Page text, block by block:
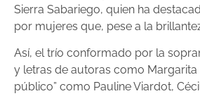
Sierra Sabariego, quien ha
por mujeres que, pese a la
Así, el trío conformado por la
y letras de autoras como
público” como Pauline Viardot,